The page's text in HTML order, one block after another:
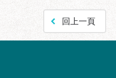
回上一頁